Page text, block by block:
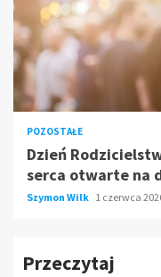
POZOSTAŁE
Dzień
serca otwarte na
Szymon Wilk 1 czerwca
Przeczytaj